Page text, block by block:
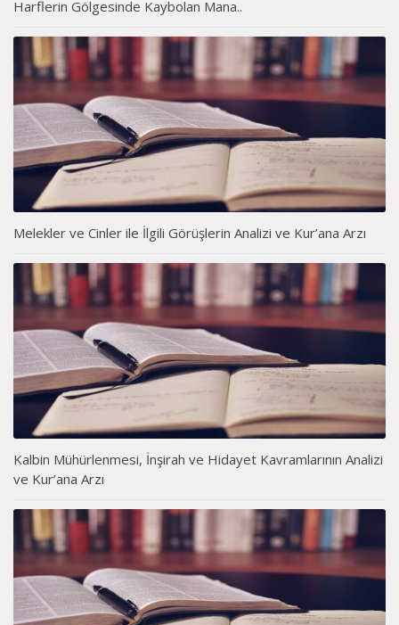
Harflerin Gölgesinde Kaybolan Mana..
Melekler ve Cinler ile İlgili Görüşlerin Analizi ve Kur’ana Arzı
Kalbin Mühürlenmesi, İnşirah ve Hidayet Kavramlarının Analizi
ve Kur’ana Arzı